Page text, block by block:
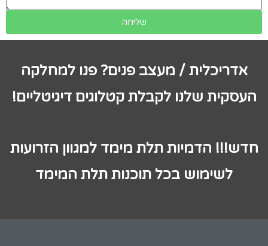
שליחה
אדריכלית / מעצב פנים? פנו למחלקה
העסקית שלנו לקבלת קטלוגים דיגיטליים!
חדש!!! הדמיות תלת מימד למגוון הזרועות
לשימוש בכל תוכנות תלת המימד